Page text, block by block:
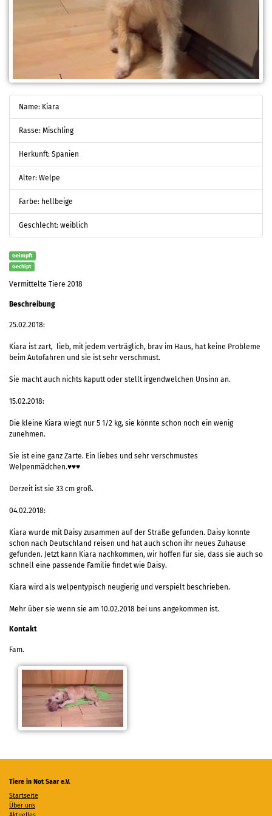
Name: Kiara
Rasse: Mischling
Herkunft: Spanien
Alter: Welpe
Farbe: hellbeige
Geschlecht: weiblich
Geimpft
Gechipt
Vermittelte Tiere 2018
Beschreibung
25.02.2018:
Kiara ist zart, lieb, mit jedem verträglich, brav im Haus, hat keine Probleme
beim Autofahren und sie ist sehr verschmust.
Sie macht auch nichts kaputt oder stellt irgendwelchen Unsinn an.
15.02.2018:
Die kleine Kiara wiegt nur 5 1/2 kg, sie könnte schon noch ein wenig
zunehmen.
Sie ist eine ganz Zarte. Ein liebes und sehr verschmustes
Welpenmädchen.♥♥♥
Derzeit ist sie 33 cm groß.
04.02.2018:
Kiara wurde mit Daisy zusammen auf der Straße gefunden. Daisy konnte
schon nach Deutschland reisen und hat auch schon ihr neues Zuhause
gefunden. Jetzt kann Kiara nachkommen, wir hoffen für sie, dass sie auch so
schnell eine passende Familie findet wie Daisy.
Kiara wird als welpentypisch neugierig und verspielt beschrieben.
Mehr über sie wenn sie am 10.02.2018 bei uns angekommen ist.
Kontakt
Fam.
Tiere in Not Saar e.V.
Startseite
Über uns